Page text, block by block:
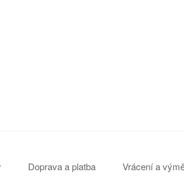
Doprava a platba Vrácení a